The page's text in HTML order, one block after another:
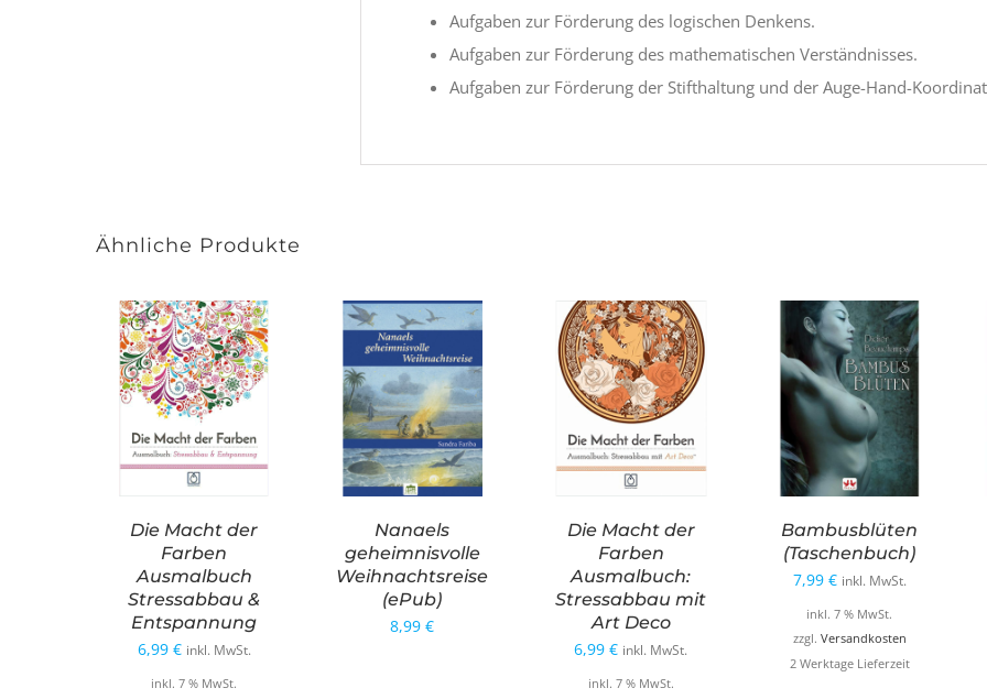
Aufgaben zur Förderung des logischen Denkens.
Aufgaben zur Förderung des mathematischen Verständnisses.
Aufgaben zur Förderung der Stifthaltung und der Auge-Hand-
Ähnliche Produkte
Die Macht der
Farben
Ausmalbuch
Stressabbau &
Entspannung
6,99 € inkl. MwSt.
inkl. 7 % MwSt.
Nanaels
geheimnisvolle
Weihnachtsreise
(ePub)
8,99€
Die Macht der
Farben
Ausmalbuch:
Stressabbau mit
Art Deco
6,99€ inkl. MwSt.
inkl. 7 % MwSt.
Bambusblüten
(Taschenbuch)
7,99 € inkl. MwSt.
inkl. 7 % MwSt.
zzgl. Versandkosten
2 Werktage Lieferzeit